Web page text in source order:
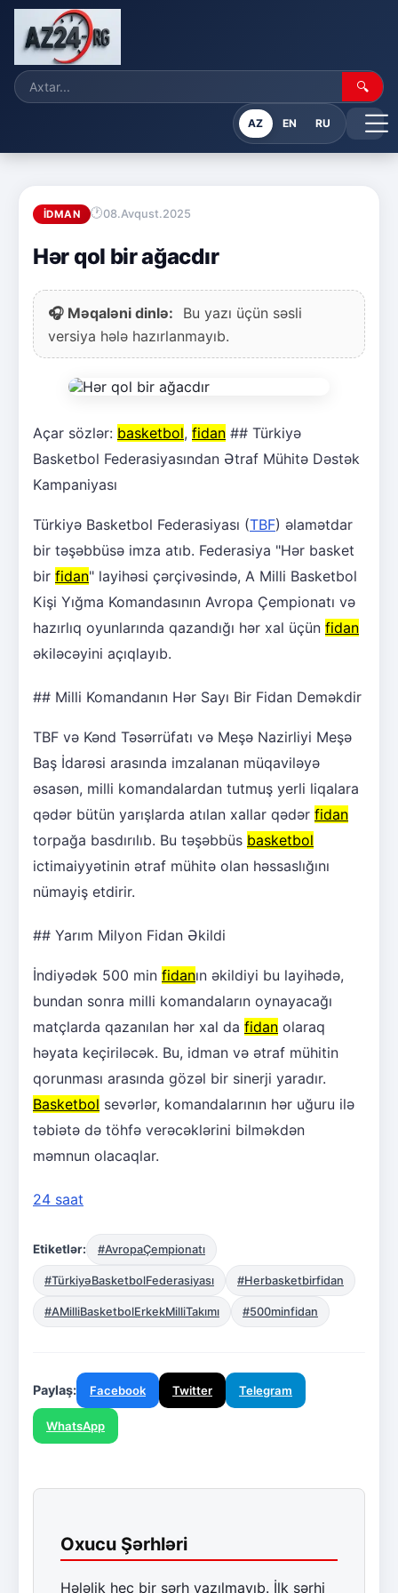
🔍
AZ EN RU
İDMAN 08.Avqust.2025
Hər qol bir ağacdır
🎧 Məqaləni dinlə:
Bu yazı üçün səsli
versiya hələ hazırlanmayıb.
Açar sözlər: basketbol, fidan ## Türkiyə
Basketbol Federasiyasından Ətraf Mühitə Dəstək
Kampaniyası
Türkiyə Basketbol Federasiyası (TBF) əlamətdar
bir təşəbbüsə imza atıb. Federasiya "Hər basket
bir fidan" layihəsi çərçivəsində, A Milli Basketbol
Kişi Yığma Komandasının Avropa Çempionatı və
hazırlıq oyunlarında qazandığı hər xal üçün fidan
əkiləcəyini açıqlayıb.
## Milli Komandanın Hər Sayı Bir Fidan Deməkdir
TBF və Kənd Təsərrüfatı və Meşə Nazirliyi Meşə
Baş İdarəsi arasında imzalanan müqaviləyə
əsasən, milli komandalardan tutmuş yerli liqalara
qədər bütün yarışlarda atılan xallar qədər fidan
torpağa basdırılıb. Bu təşəbbüs basketbol
ictimaiyyətinin ətraf mühitə olan həssaslığını
nümayiş etdirir.
## Yarım Milyon Fidan Əkildi
İndiyədək 500 min fidanın əkildiyi bu layihədə,
bundan sonra milli komandaların oynayacağı
matçlarda qazanılan hər xal da fidan olaraq
həyata keçiriləcək. Bu, idman və ətraf mühitin
qorunması arasında gözəl bir sinerji yaradır.
Basketbol sevərlər, komandalarının hər uğuru ilə
təbiətə də töhfə verəcəklərini bilməkdən
məmnun olacaqlar.
24 saat
Etiketlər: #AvropaÇempionatı
#TürkiyəBasketbolFederasiyası #Herbasketbirfidan
#AMilliBasketbolErkekMilliTakımı #500minfidan
Paylaş: Facebook Twitter Telegram
WhatsApp
Oxucu Şərhləri
Hələlik heç bir şərh yazılmayıb. İlk şərhi